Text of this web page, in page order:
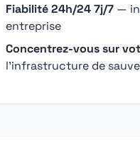
Fiabilité 24h/24 7j/7 —
entreprise
Concentrez-vous sur
l'infrastructure de